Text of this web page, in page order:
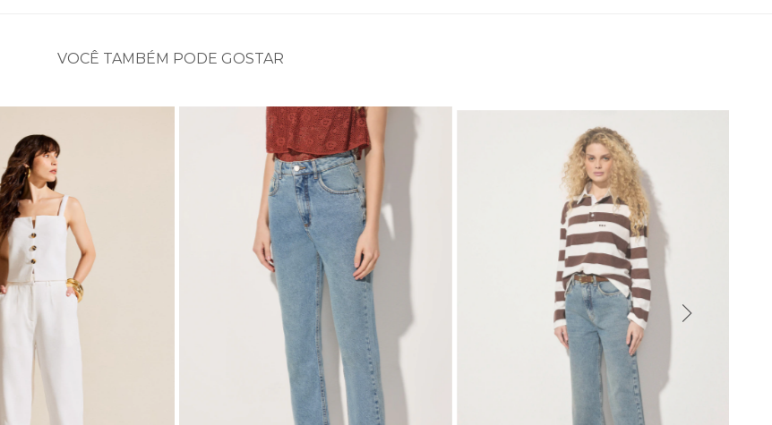
VOCÊ TAMBÉM PODE GOSTAR